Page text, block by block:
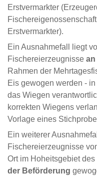
Erstvermarkter
Erstvermarkter).
Ein Ausnahmefall liegt
Fischereierzeugnisse an
Rahmen der
Eis gewogen werden -
das Wiegen
korrekten Wiegens
Vorlage eines
Ein weiterer
Fischereierzeugnisse
Ort im Hoheitsgebiet
der Beförderung